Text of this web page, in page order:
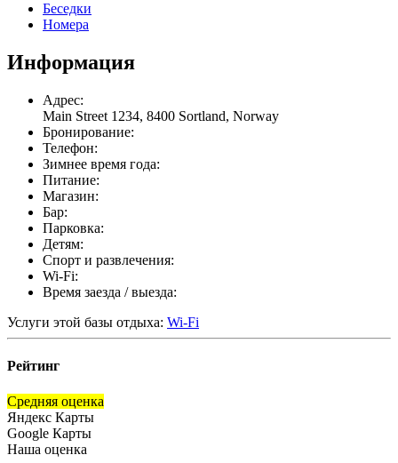
Беседки
Номера
Информация
Адрес:
Main Street 1234, 8400 Sortland, Norway
Бронирование:
Телефон:
Зимнее время года:
Питание:
Магазин:
Бар:
Парковка:
Детям:
Спорт и развлечения:
Wi-Fi:
Время заезда / выезда:
Услуги этой базы отдыха: Wi-Fi
Рейтинг
Средняя оценка
Яндекс Карты
Google Карты
Наша оценка